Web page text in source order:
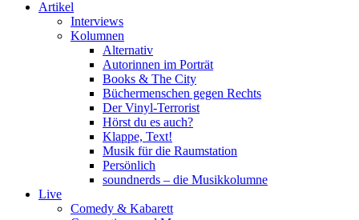
Artikel
Interviews
Kolumnen
Alternativ
Autorinnen im Porträt
Books & The City
Büchermenschen gegen Rechts
Der Vinyl-Terrorist
Hörst du es auch?
Klappe, Text!
Musik für die Raumstation
Persönlich
soundnerds – die Musikkolumne
Live
Comedy & Kabarett